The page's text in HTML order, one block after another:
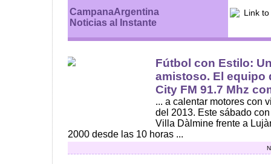
CampanaArgentina
Noticias al Instante
Fútbol con Estilo:
amistoso. El equipo
City FM 91.7 Mhz
... a calentar motores con
del 2013. Este sábado
Villa Dàlmine frente a
2000 desde las 10 horas ...